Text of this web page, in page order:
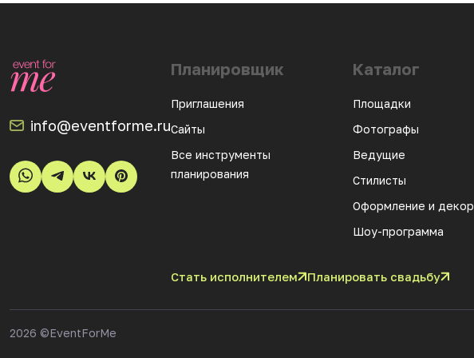
info@eventforme.ru
Планировщик
Приглашения
Сайты
Все инструменты
планирования
Каталог
Площадки
Фотографы
Ведущие
Стилисты
Оформление и декор
Шоу-программа
Стать исполнителем Планировать свадьбу
2026 ©EventForMe